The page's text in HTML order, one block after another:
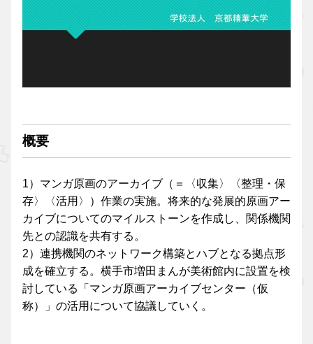
概要
1）マンガ原画のアーカイブ（＝〈収集〉〈整理・保
存〉〈活用〉）作業の実施。将来的な発展的原画アー
カイブについてのマイルストーンを作成し、関係機関
先との認識を共有する。
2）連携機関のネットワーク構築とハブとなる拠点形
成を確立する。横手市増田まんが美術館内に設置を検
討している「マンガ原画アーカイブセンター（仮
称）」の活用について協議していく。